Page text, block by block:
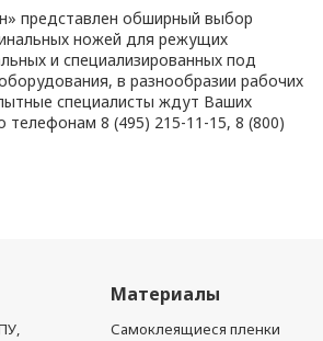
представлен обширный выбор
ножей для режущих
и специализированных под
в разнообразии рабочих
специалисты ждут Ваших
телефонам 8 (495) 215-11-15, 8 (800)
Материалы
Самоклеящиеся пленки